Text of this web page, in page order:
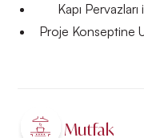
Kapı
Proje Konseptine
Mutfak